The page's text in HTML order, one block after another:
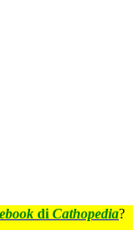
di Cathopedia?